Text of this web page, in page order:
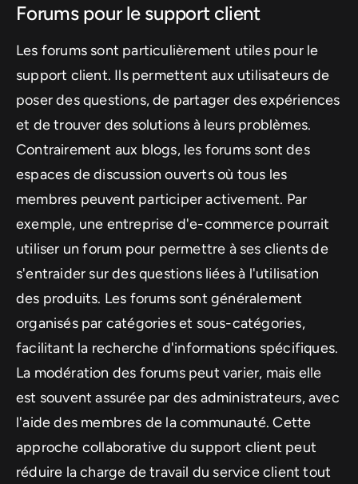
Forums pour le support client
Les forums sont particulièrement utiles pour le
support client. Ils permettent aux utilisateurs de
poser des questions, de partager des expériences
et de trouver des solutions à leurs problèmes.
Contrairement aux blogs, les forums sont des
espaces de discussion ouverts où tous les
membres peuvent participer activement. Par
exemple, une entreprise d'e-commerce pourrait
utiliser un forum pour permettre à ses clients de
s'entraider sur des questions liées à l'utilisation
des produits. Les forums sont généralement
organisés par catégories et sous-catégories,
facilitant la recherche d'informations spécifiques.
La modération des forums peut varier, mais elle
est souvent assurée par des administrateurs, avec
l'aide des membres de la communauté. Cette
approche collaborative du support client peut
réduire la charge de travail du service client tout